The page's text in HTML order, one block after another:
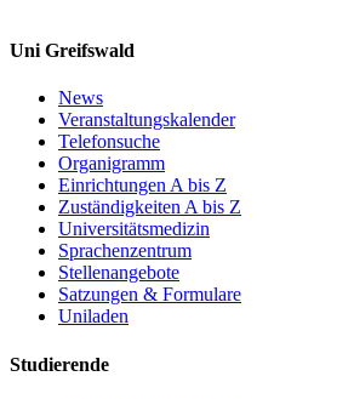
Uni Greifswald
News
Veranstaltungskalender
Telefonsuche
Organigramm
Einrichtungen A bis Z
Zuständigkeiten A bis Z
Universitätsmedizin
Sprachenzentrum
Stellenangebote
Satzungen & Formulare
Uniladen
Studierende